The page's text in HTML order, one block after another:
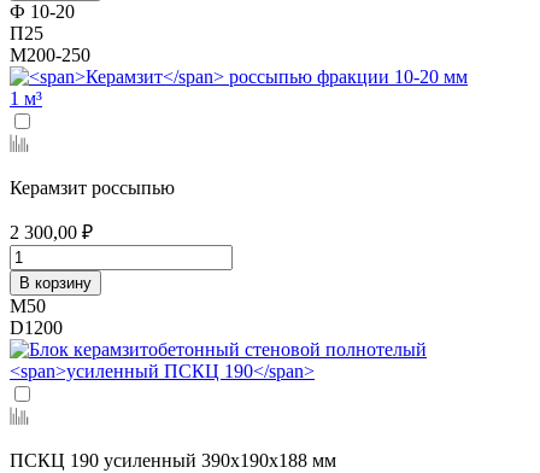
Ф 10-20
П25
М200-250
1 м³
Керамзит россыпью
2 300,00 ₽
В корзину
М50
D1200
ПСКЦ 190 усиленный 390х190х188 мм